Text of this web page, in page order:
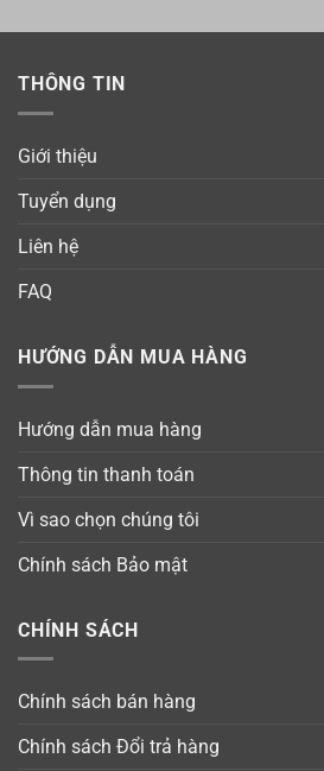
là:
tại
THÔNG TIN
Giới thiệu
Tuyển dụng
Liên hệ
FAQ
HƯỚNG DẪN MUA HÀNG
Hướng dẫn mua hàng
Thông tin thanh toán
Vì sao chọn chúng tôi
Chính sách Bảo mật
CHÍNH SÁCH
Chính sách bán hàng
Chính sách Đổi trả hàng